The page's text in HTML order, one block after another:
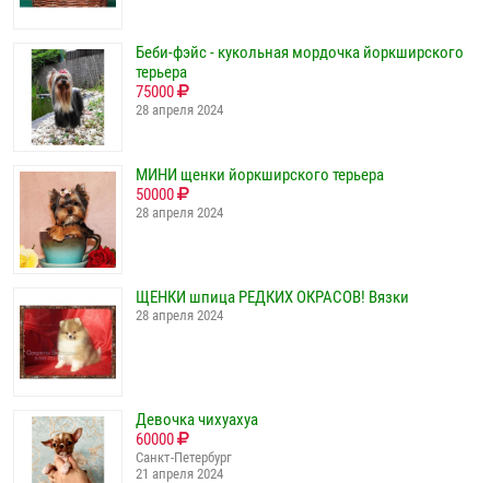
Беби-фэйс - кукольная мордочка йоркширского
терьера
75000
28 апреля 2024
МИНИ щенки йоркширского терьера
50000
28 апреля 2024
ЩЕНКИ шпица РЕДКИХ ОКРАСОВ! Вязки
28 апреля 2024
Девочка чихуахуа
60000
Санкт-Петербург
21 апреля 2024